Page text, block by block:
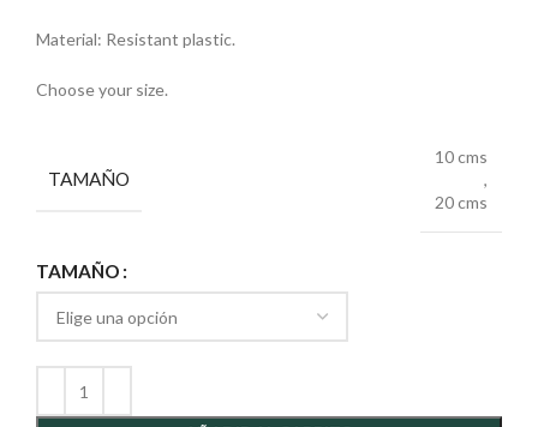
Material: Resistant plastic.
Choose your size.
TAMAÑO
10 cms
,
20 cms
TAMAÑO